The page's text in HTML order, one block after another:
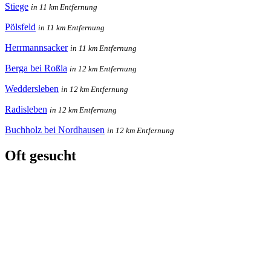
Stiege in 11 km Entfernung
Pölsfeld in 11 km Entfernung
Herrmannsacker in 11 km Entfernung
Berga bei Roßla in 12 km Entfernung
Weddersleben in 12 km Entfernung
Radisleben in 12 km Entfernung
Buchholz bei Nordhausen in 12 km Entfernung
Oft gesucht